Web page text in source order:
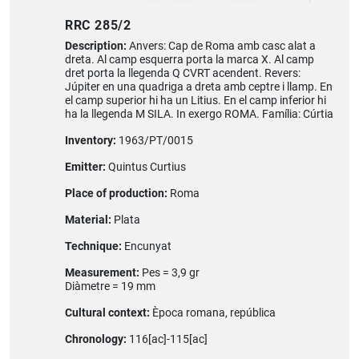
RRC 285/2
Description: Anvers: Cap de Roma amb casc alat a
dreta. Al camp esquerra porta la marca X. Al camp
dret porta la llegenda Q CVRT acendent. Revers:
Júpiter en una quadriga a dreta amb ceptre i llamp. En
el camp superior hi ha un Litius. En el camp inferior hi
ha la llegenda M SILA. In exergo ROMA. Família: Cúrtia
Inventory: 1963/PT/0015
Emitter: Quintus Curtius
Place of production: Roma
Material: Plata
Technique: Encunyat
Measurement: Pes = 3,9 gr
Diàmetre = 19 mm
Cultural context: Època romana, república
Chronology: 116[ac]-115[ac]